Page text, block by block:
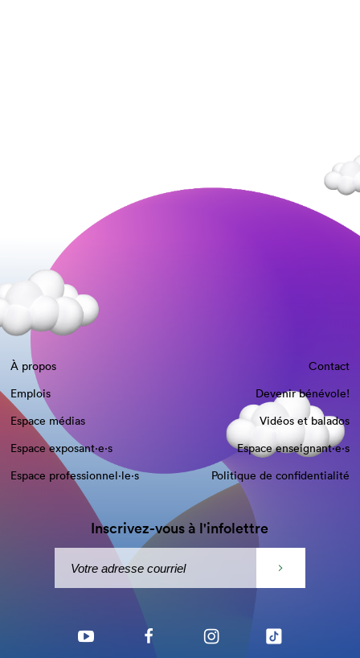
À propos
Contact
Emplois
Devenir bénévole!
Espace médias
Vidéos et balados
Espace exposant·e⋅s
Espace enseignant·e⋅s
Espace professionnel·le⋅s
Politique de confidentialité
Inscrivez-vous à l'infolettre